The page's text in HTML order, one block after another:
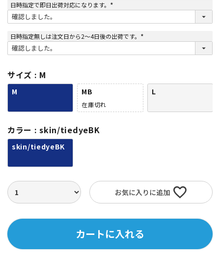
日時指定で即日出荷対応になります。
(
須
日時指定無しは注文日から2～4日後の出荷です。
(
須
サイズ M
M MB
在庫切れ
L
カラー skin/tiedyeBK
skin/tiedyeBK
お気に入りに追加
カートに入れる